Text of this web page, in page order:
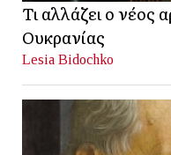
Τι αλλάζει ο νέος
Ουκρανίας
Lesia Bidochko